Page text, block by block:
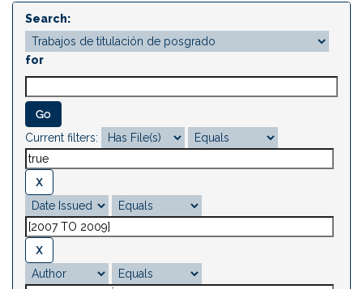
Search:
for
Current filters: